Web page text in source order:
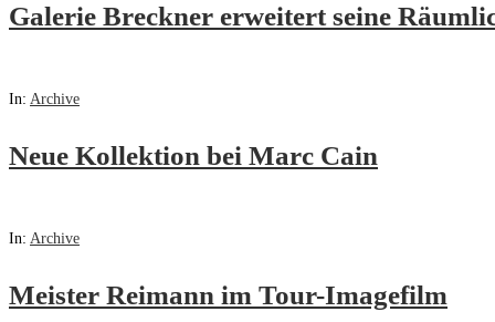
Galerie Breckner erweitert seine
In: Archive
Neue Kollektion bei Marc Cain
In: Archive
Meister Reimann im Tour-Imagefilm